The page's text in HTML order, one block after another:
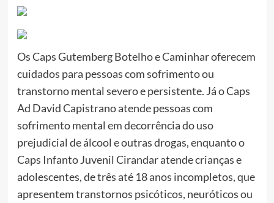
Os Caps Gutemberg Botelho e Caminhar oferecem
cuidados para pessoas com sofrimento ou
transtorno mental severo e persistente. Já o Caps
Ad David Capistrano atende pessoas com
sofrimento mental em decorrência do uso
prejudicial de álcool e outras drogas, enquanto o
Caps Infanto Juvenil Cirandar atende crianças e
adolescentes, de três até 18 anos incompletos, que
apresentem transtornos psicóticos, neuróticos ou